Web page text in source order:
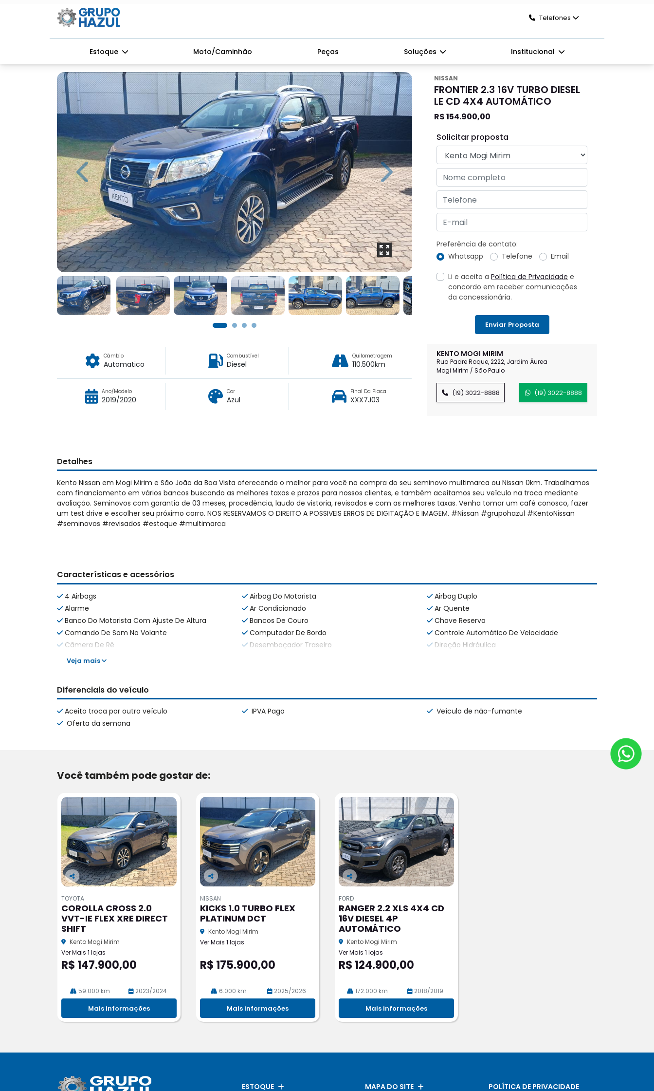
Telefones
Estoque Moto/Caminhão Peças Soluções Institucional
NISSAN
FRONTIER 2.3 16V TURBO DIESEL
LE CD 4X4 AUTOMÁTICO
R$ 154.900,00
KENTO MOGI MIRIM
Rua Padre Roque, 2222, Jardim Áurea
Mogi Mirim / São Paulo
(19) 3022-8888 (19) 3022-8888
Solicitar proposta
Preferência de contato:
Whatsapp
Telefone Email
Li e aceito a Política de Privacidade e
concordo em receber comunicações
da concessionária.
Enviar Proposta
Previous Next
Câmbio
Automatico
Combustível
Diesel
Quilometragem
110.500km
Ano/Modelo
2019/2020
Cor
Azul
Final Da Placa
XXX7J03
Detalhes
Kento Nissan em Mogi Mirim e São João da Boa Vista oferecendo o melhor para você na compra do seu seminovo multimarca ou Nissan 0km. Trabalhamos
com financiamento em vários bancos buscando as melhores taxas e prazos para nossos clientes, e também aceitamos seu veículo na troca mediante
avaliação. Seminovos com garantia de 03 meses, procedência, laudo de vistoria, revisados e com as melhores taxas. Venha tomar um café conosco, fazer
um test drive e escolher seu próximo carro. NOS RESERVAMOS O DIREITO A POSSIVEIS ERROS DE DIGITAÇÃO E IMAGEM. #Nissan #grupohazul #KentoNissan
#seminovos #revisados #estoque #multimarca
Características e acessórios
4 Airbags Airbag Do Motorista
Airbag Duplo
Alarme
Ar Condicionado
Ar Quente
Banco Do Motorista Com Ajuste De Altura
Bancos De Couro
Chave Reserva
Comando De Som No Volante
Computador De Bordo
Controle Automático De Velocidade
Câmera De Ré
Desembaçador Traseiro Direção Hidráulica
Veja mais
Diferenciais do veículo
Aceito troca por outro veículo IPVA Pago
Veículo de não-fumante
Oferta da semana
Você também pode gostar de:
Co
pa
rtil
he
TOYOTA
COROLLA CROSS 2.0
VVT-IE FLEX XRE DIRECT
SHIFT
Kento Mogi Mirim
Ver Mais 1 lojas
R$ 147.900,00
59.000 km 2023/2024
Mais informações
Co
pa
rtil
he
NISSAN
KICKS 1.0 TURBO FLEX
PLATINUM DCT
Kento Mogi Mirim
Ver Mais 1 lojas
R$ 175.900,00
6.000 km 2025/2026
Mais informações
Co
pa
rtil
he
FORD
RANGER 2.2 XLS 4X4 CD
16V DIESEL 4P
AUTOMÁTICO
Kento Mogi Mirim
Ver Mais 1 lojas
R$ 124.900,00
172.000 km 2018/2019
Mais informações
ESTOQUE MAPA DO SITE POLÍTICA DE PRIVACIDADE